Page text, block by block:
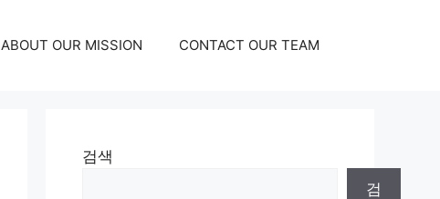
ABOUT OUR MISSION CONTACT OUR TEAM
검색
검